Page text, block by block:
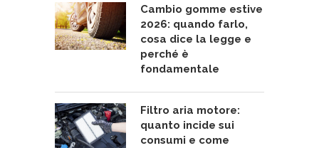
Cambio gomme estive
2026: quando farlo,
cosa dice la legge e
perché è
fondamentale
Filtro aria motore:
quanto incide sui
consumi e come